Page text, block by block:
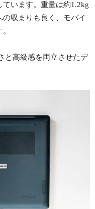
います。重量は約1.2kg
収まりも良く、モバイ
と高級感を両立させたデ